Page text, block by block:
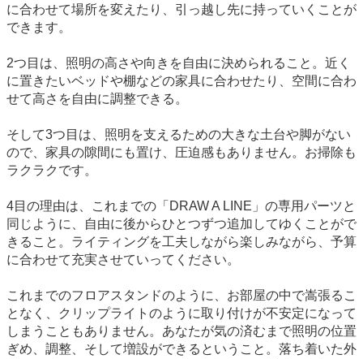
に合わせて場所を変えたり、引っ越し先に持っていくことが
できます。
2つ目は、照明の高さや向きを自由に決められること。近く
に置きたいベッドや棚などの家具に合わせたり、空間に合わ
せて高さを自由に調整できる。
そして3つ目は、照明を支えるための大きな土台や脚がない
ので、家具の隙間にも置け、圧迫感もありません。お掃除も
ラクラクです。
4目の理由は、これまでの「DRAW A LINE」の専用パーツと
同じように、自由に後からひとつずつ追加してゆくことがで
きること。ライティングを工夫しながら楽しみながら、予算
に合わせて充実させていってください。
これまでのフロアスタンドのように、お部屋の中で嵩張るこ
となく、クリップライトのように取り付けが不安定になって
しまうこともありません。あなたが気の済むまで照明の位置
ぎめ、調整、そして増設ができるということ。落ち着いた外